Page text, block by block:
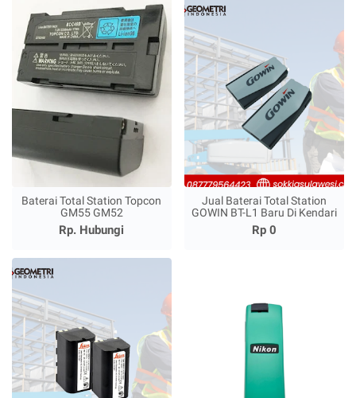
Baterai Total Station Topcon
GM55 GM52
Rp. Hubungi
Jual Baterai Total Station
GOWIN BT-L1 Baru Di Kendari
Rp 0